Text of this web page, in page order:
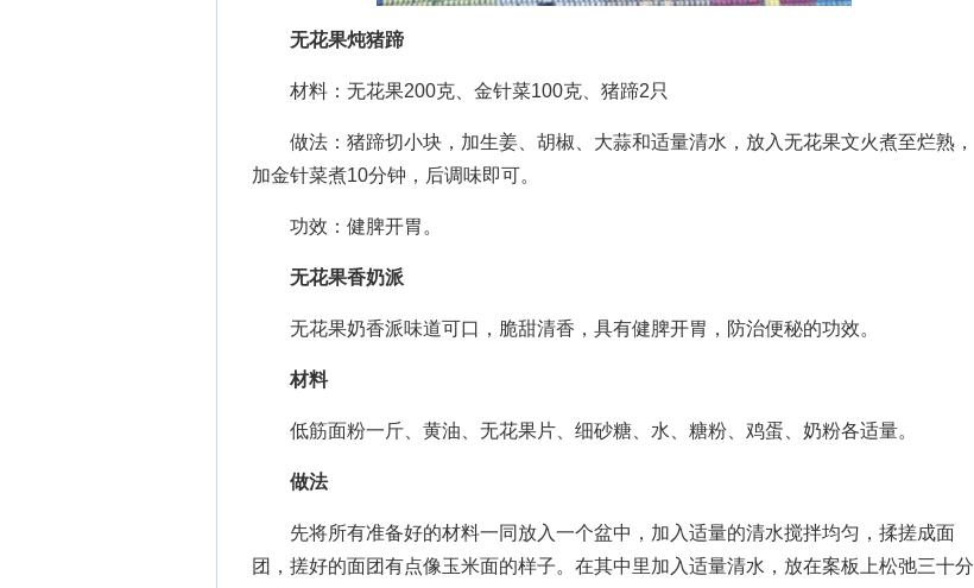
无花果炖猪蹄
材料：无花果200克、金针菜100克、猪蹄2只
做法：猪蹄切小块，加生姜、胡椒、大蒜和适量清水，放入无花果文火煮至烂熟，
加金针菜煮10分钟，后调味即可。
功效：健脾开胃。
无花果香奶派
无花果奶香派味道可口，脆甜清香，具有健脾开胃，防治便秘的功效。
材料
低筋面粉一斤、黄油、无花果片、细砂糖、水、糖粉、鸡蛋、奶粉各适量。
做法
先将所有准备好的材料一同放入一个盆中，加入适量的清水搅拌均匀，揉搓成面
团，搓好的面团有点像玉米面的样子。在其中里加入适量清水，放在案板上松弛三十分